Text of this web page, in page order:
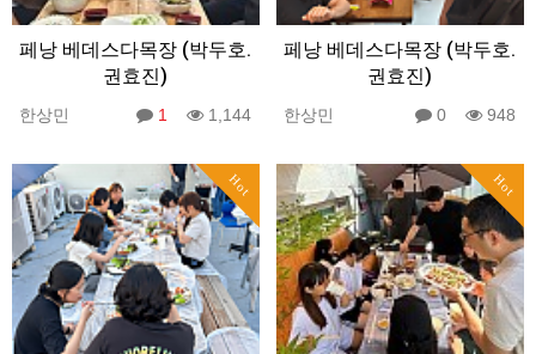
페낭 베데스다목장 (박두호.
권효진)
한상민 1 1,144
페낭 베데스다목장 (박두호.
권효진)
한상민 0 948
Hot Hot